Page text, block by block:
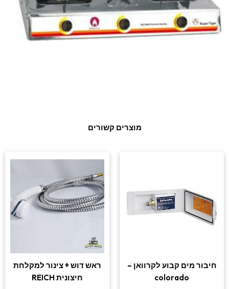
מוצרים קשורים
חיבור מים קבוע לקרוואן –
colorado
ראש דוש + צינור למקלחת
חיצונית REICH